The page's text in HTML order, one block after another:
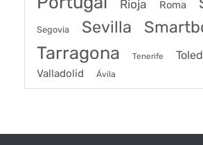
Rioja Roma
Segovia Sevilla
Tarragona Tenerife
Valladolid Ávila